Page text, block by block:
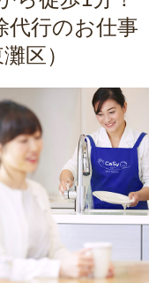
代行のお仕事
区）